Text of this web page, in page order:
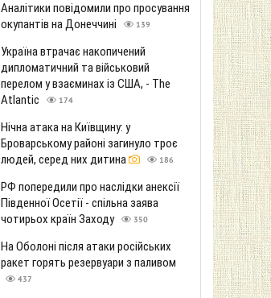
Аналітики повідомили про просування
окупантів на Донеччині
139
Україна втрачає накопичений
дипломатичний та військовий
перелом у взаєминах із США, - The
Atlantic
174
Нічна атака на Київщину: у
Броварському районі загинуло троє
людей, серед них дитина
186
РФ попередили про наслідки анексії
Південної Осетії - спільна заява
чотирьох країн Заходу
350
На Оболоні після атаки російських
ракет горять резервуари з паливом
437